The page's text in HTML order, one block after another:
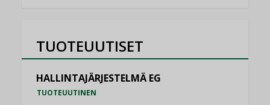
TUOTEUUTISET
HALLINTAJÄRJESTELMÄ EG
TUOTEUUTINEN